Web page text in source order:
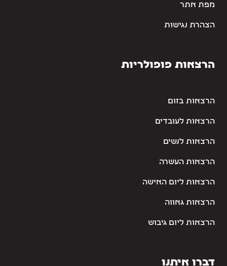
מפת אתר
הצהרת נגישות
הרצאות פופולריות
הרצאות בזום
הרצאות לעובדים
הרצאות לנשים
הרצאות העשרה
הרצאות ליום האישה
הרצאות גאווה
הרצאות ליום גיבוש
דברו איתנו